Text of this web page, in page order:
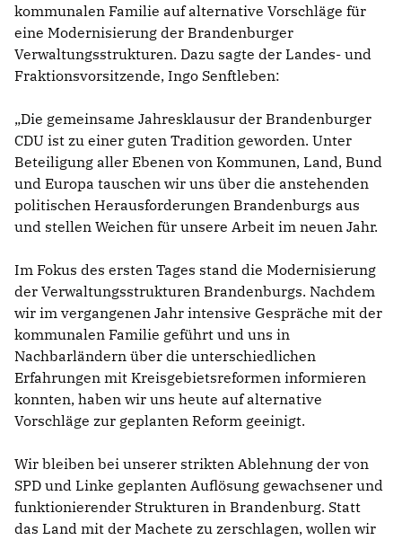
kommunalen Familie auf alternative Vorschläge für
eine Modernisierung der Brandenburger
Verwaltungsstrukturen. Dazu sagte der Landes- und
Fraktionsvorsitzende, Ingo Senftleben:
Die gemeinsame Jahresklausur der Brandenburger
CDU ist zu einer guten Tradition geworden. Unter
Beteiligung aller Ebenen von Kommunen, Land, Bund
und Europa tauschen wir uns über die anstehenden
politischen Herausforderungen Brandenburgs aus
und stellen Weichen für unsere Arbeit im neuen Jahr.
Im Fokus des ersten Tages stand die Modernisierung
der Verwaltungsstrukturen Brandenburgs. Nachdem
wir im vergangenen Jahr intensive Gespräche mit der
kommunalen Familie geführt und uns in
Nachbarländern über die unterschiedlichen
Erfahrungen mit Kreisgebietsreformen informieren
konnten, haben wir uns heute auf alternative
Vorschläge zur geplanten Reform geeinigt.
Wir bleiben bei unserer strikten Ablehnung der von
SPD und Linke geplanten Auflösung gewachsener und
funktionierender Strukturen in Brandenburg. Statt
das Land mit der Machete zu zerschlagen, wollen wir